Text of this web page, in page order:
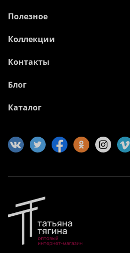
Полезное
Коллекции
Контакты
Блог
Каталог